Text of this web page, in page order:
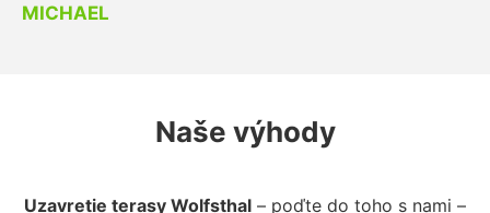
MICHAEL
Naše výhody
Uzavretie terasy Wolfsthal – poďte do toho s nami –